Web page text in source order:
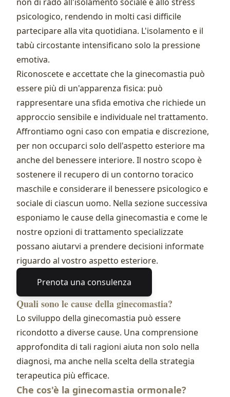
psicologico, rendendo in molti casi difficile
partecipare alla vita quotidiana. L'isolamento e il
tabù circostante intensificano solo la pressione
emotiva.
Riconoscete e accettate che la ginecomastia può
essere più di un'apparenza fisica: può
rappresentare una sfida emotiva che richiede un
approccio sensibile e individuale nel trattamento.
Affrontiamo ogni caso con empatia e discrezione,
per non occuparci solo dell'aspetto esteriore ma
anche del benessere interiore. Il nostro scopo è
sostenere il recupero di un contorno toracico
maschile e considerare il benessere psicologico e
sociale di ciascun uomo. Nella sezione successiva
esponiamo le cause della ginecomastia e come le
nostre opzioni di trattamento specializzate
possano aiutarvi a prendere decisioni informate
riguardo al vostro aspetto esteriore.
Prenota una consulenza
Quali sono le cause della ginecomastia?
Lo sviluppo della ginecomastia può essere
ricondotto a diverse cause. Una comprensione
approfondita di tali ragioni aiuta non solo nella
diagnosi, ma anche nella scelta della strategia
terapeutica più efficace.
Che cos'è la ginecomastia ormonale?